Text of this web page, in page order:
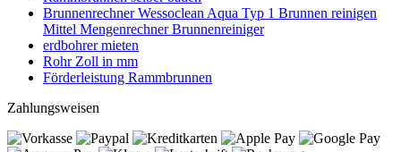
Brunnenrechner Wessoclean Aqua Typ 1 Brunnen reinigen
Mittel Mengenrechner Brunnenreiniger
erdbohrer mieten
Rohr Zoll in mm
Förderleistung Rammbrunnen
Zahlungsweisen